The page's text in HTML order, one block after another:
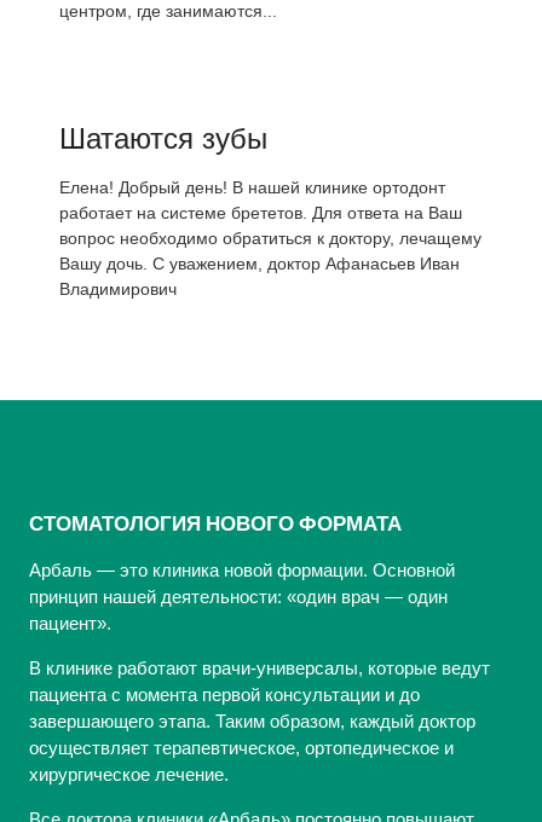
центром, где занимаются...
Шатаются зубы
Елена! Добрый день! В нашей клинике ортодонт
работает на системе брететов. Для ответа на Ваш
вопрос необходимо обратиться к доктору, лечащему
Вашу дочь. С уважением, доктор Афанасьев Иван
Владимирович
СТОМАТОЛОГИЯ НОВОГО ФОРМАТА
Арбаль — это клиника новой формации. Основной
принцип нашей деятельности: «один врач — один
пациент».
В клинике работают врачи-универсалы, которые ведут
пациента с момента первой консультации и до
завершающего этапа. Таким образом, каждый доктор
осуществляет терапевтическое, ортопедическое и
хирургическое лечение.